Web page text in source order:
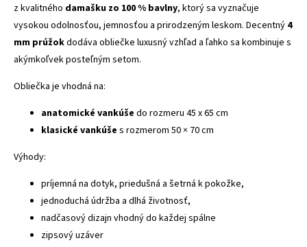
z kvalitného damašku zo 100 % bavlny, ktorý sa vyznačuje
vysokou odolnosťou, jemnosťou a prirodzeným leskom. Decentný 4
mm prúžokdodáva obliečke luxusný vzhľad a ľahko sa kombinuje s
akýmkoľvek posteľným setom.
Obliečka je vhodná na:
anatomické vankúše do rozmeru 45 x 65 cm
klasické vankúše s rozmerom 50 × 70 cm
Výhody:
príjemná na dotyk, priedušná a šetrná k pokožke,
jednoduchá údržba a dlhá životnosť,
nadčasový dizajn vhodný do každej spálne
zipsový uzáver